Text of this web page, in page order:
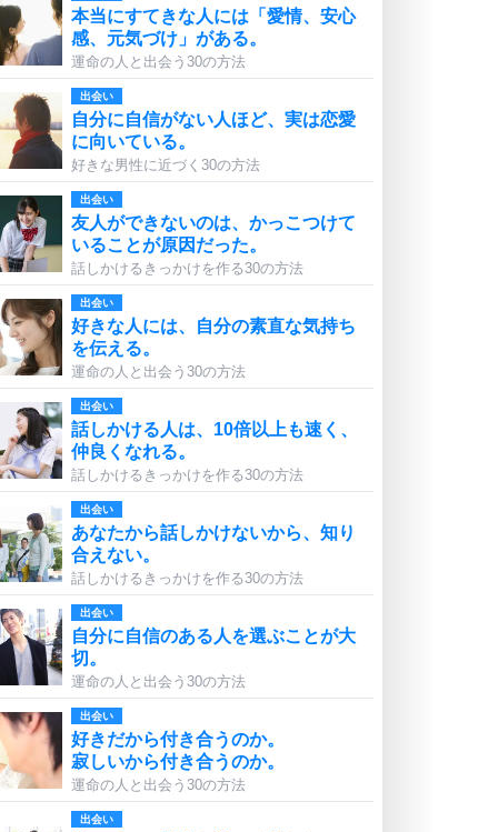
本当にすてきな人には「愛情、安心
感、元気づけ」がある。
運命の人と出会う30の方法
出会い
自分に自信がない人ほど、実は恋愛
に向いている。
好きな男性に近づく30の方法
出会い
友人ができないのは、かっこつけて
いることが原因だった。
話しかけるきっかけを作る30の方法
出会い
好きな人には、自分の素直な気持ち
を伝える。
運命の人と出会う30の方法
出会い
話しかける人は、10倍以上も速く、
仲良くなれる。
話しかけるきっかけを作る30の方法
出会い
あなたから話しかけないから、知り
合えない。
話しかけるきっかけを作る30の方法
出会い
自分に自信のある人を選ぶことが大
切。
運命の人と出会う30の方法
出会い
好きだから付き合うのか。
寂しいから付き合うのか。
運命の人と出会う30の方法
出会い